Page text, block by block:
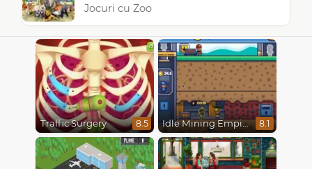
Jocuri cu Zoo
Traffic Surgery 8.5 Idle Mining Empire 8.1